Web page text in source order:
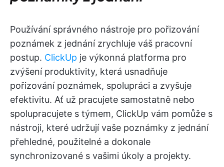
Používání správného nástroje pro pořizování
poznámek z jednání zrychluje váš pracovní
postup. ClickUp je výkonná platforma pro
zvýšení produktivity, která usnadňuje
pořizování poznámek, spolupráci a zvyšuje
efektivitu. Ať už pracujete samostatně nebo
spolupracujete s týmem, ClickUp vám pomůže s
nástroji, které udržují vaše poznámky z jednání
přehledné, použitelné a dokonale
synchronizované s vašimi úkoly a projekty.